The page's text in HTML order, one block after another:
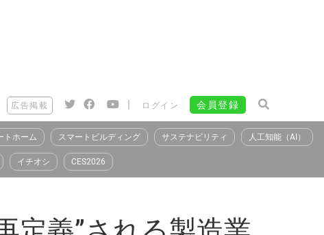
広告掲載 | ログイン 会員登録
トホーム スマートビルディング サステナビリティ 人工知能（AI）
イチオシ CES2026